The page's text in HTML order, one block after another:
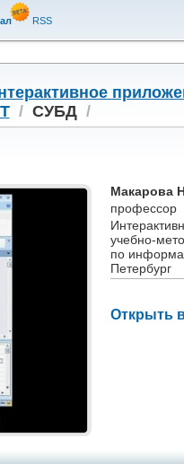
RSS
/ СУБД/
Макарова
профессор
учебно-
по
Петербург
Открыть